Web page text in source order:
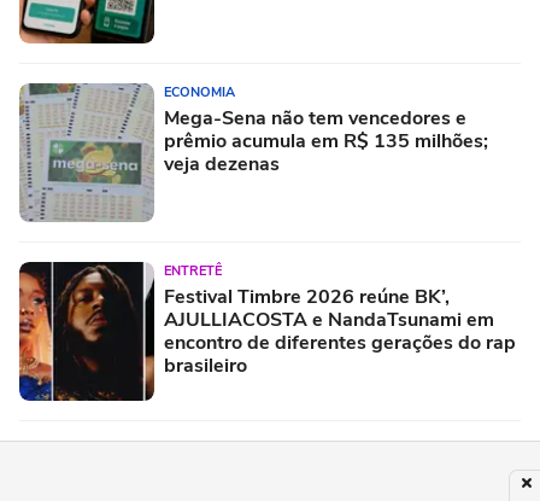
ECONOMIA
Mega-Sena não tem vencedores e
prêmio acumula em R$ 135 milhões;
veja dezenas
ENTRETÊ
Festival Timbre 2026 reúne BK’,
AJULLIACOSTA e NandaTsunami em
encontro de diferentes gerações do rap
brasileiro